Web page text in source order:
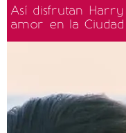
Así disfrutan
amor en la